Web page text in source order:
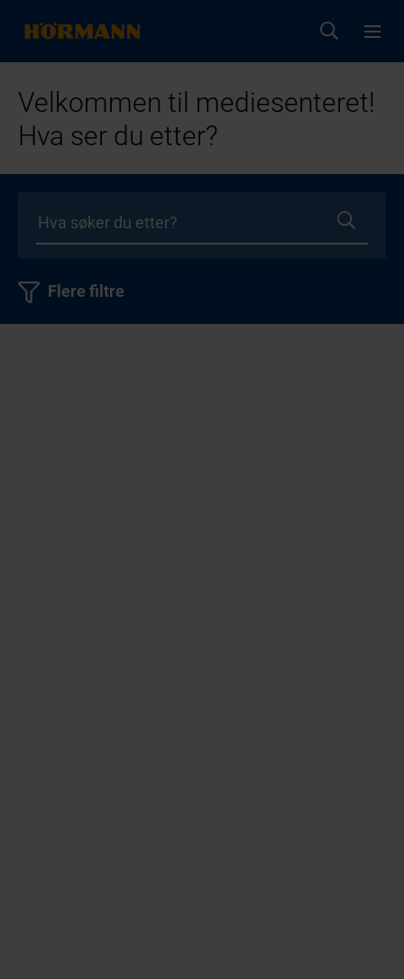
Velkommen til mediesenteret!
Hva ser du etter?
Flere filtre